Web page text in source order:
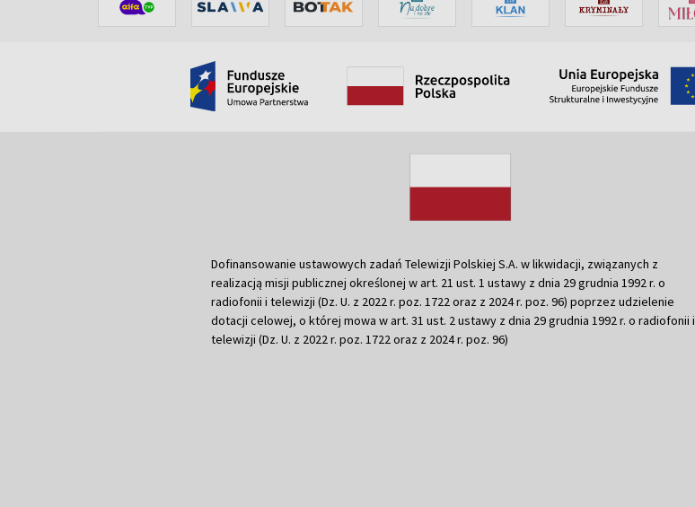
Dofinansowanie ustawowych zadań Telewizji Polskiej S.A. w likwidacji, związanych z
realizacją misji publicznej określonej w art. 21 ust. 1 ustawy z dnia 29 grudnia 1992 r. o
radiofonii i telewizji (Dz. U. z 2022 r. poz. 1722 oraz z 2024 r. poz. 96) poprzez udzielenie
dotacji celowej, o której mowa w art. 31 ust. 2 ustawy z dnia 29 grudnia 1992 r. o radiofonii i
telewizji (Dz. U. z 2022 r. poz. 1722 oraz z 2024 r. poz. 96)